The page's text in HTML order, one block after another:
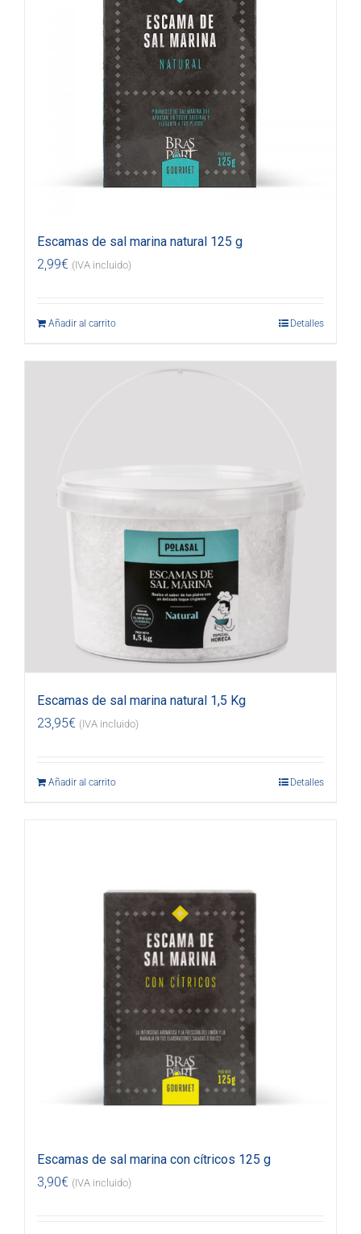
Escamas de sal marina natural 125 g
2,99€ (IVA incluido)
Añadir al carrito Detalles
Escamas de sal marina natural 1,5 Kg
23,95€ (IVA incluido)
Añadir al carrito Detalles
Escamas de sal marina con cítricos 125 g
3,90€ (IVA incluido)